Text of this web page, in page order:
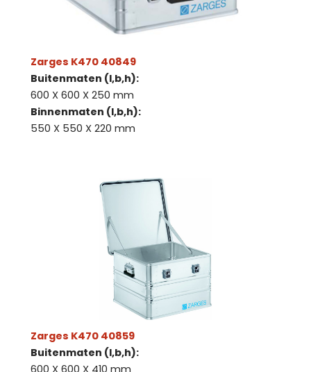
Zarges K470 40849
Buitenmaten (l,b,h):
600 X 600 X 250 mm
Binnenmaten (l,b,h):
550 X 550 X 220 mm
Zarges K470 40859
Buitenmaten (l,b,h):